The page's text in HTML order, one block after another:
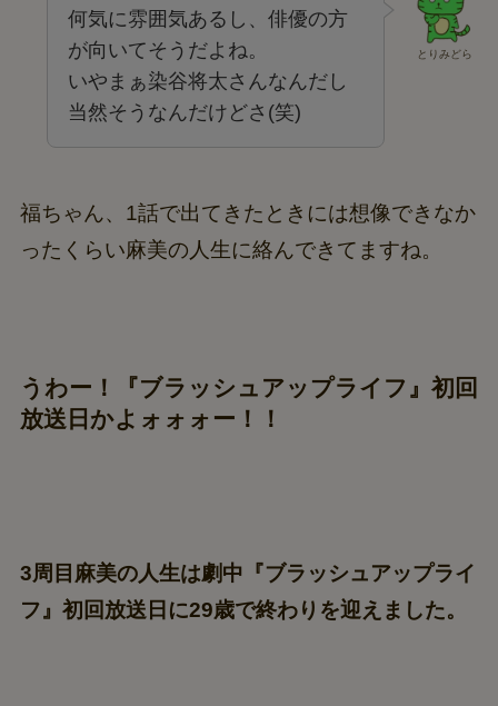
とりみどら
何気に雰囲気あるし、俳優の方
が向いてそうだよね。
いやまぁ染谷将太さんなんだし
当然そうなんだけどさ(笑)
福ちゃん、1話で出てきたときには想像できなか
ったくらい麻美の人生に絡んできてますね。
うわー！『ブラッシュアップライフ』初回
放送日かよォォォー！！
3周目麻美の人生は劇中『ブラッシュアップライ
フ』初回放送日に29歳で終わりを迎えました。